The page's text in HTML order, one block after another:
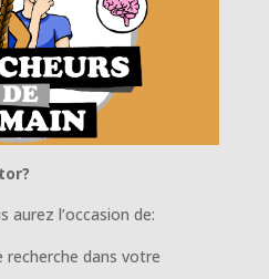
aurez l’occasion de:
dans votre